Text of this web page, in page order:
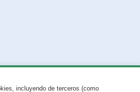
incluyendo de terceros (como
con esta página?Repórtalo aquí.